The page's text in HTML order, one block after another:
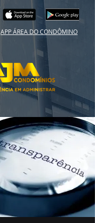
APP ÁREA DO CONDÔMINO